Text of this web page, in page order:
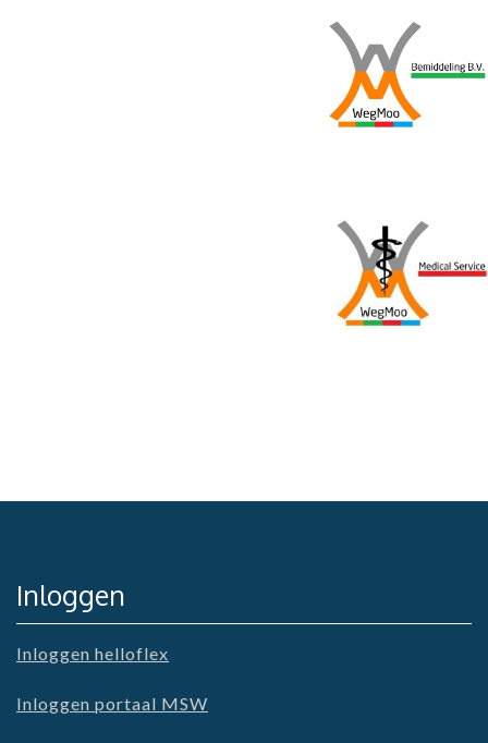
Inloggen
Inloggen helloflex
Inloggen portaal MSW